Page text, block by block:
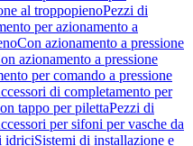
al troppopienoPezzi di
per azionamento a
Con azionamento a pressione
azionamento a pressione
per comando a pressione
di completamento per
tappo per pilettaPezzi di
per sifoni per vasche da
idriciSistemi di installazione e